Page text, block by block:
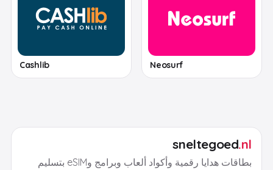
Neosurf
Cashlib
sneltegoed.nl
بطاقات هدايا رقمية وأكواد ألعاب وبرامج وeSIM بتسليم